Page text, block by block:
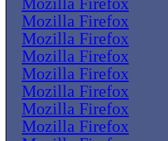
Mozilla Firefox
Mozilla Firefox
Mozilla Firefox
Mozilla Firefox
Mozilla Firefox
Mozilla Firefox
Mozilla Firefox
Mozilla Firefox